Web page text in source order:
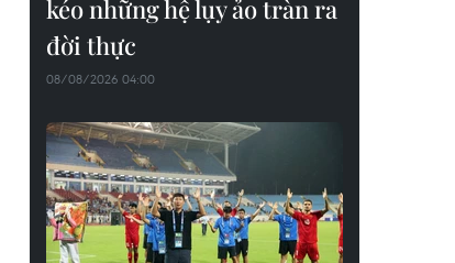
kéo những hệ lụy ảo tràn ra
đời thực
08/08/2026 04:00